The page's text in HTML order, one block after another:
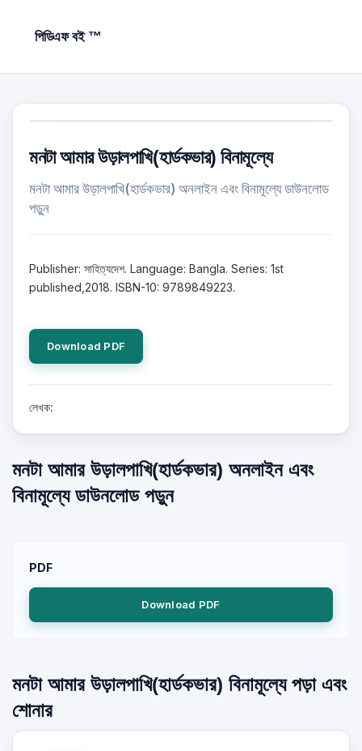
পিডিএফ বই ™
মনটা আমার উড়ালপাখি(হার্ডকভার) বিনামূল্যে
মনটা আমার উড়ালপাখি(হার্ডকভার) অনলাইন এবং বিনামূল্যে ডাউনলোড
পড়ুন
Publisher: সাহিত্যদেশ. Language: Bangla. Series: 1st
published,2018. ISBN-10: 9789849223.
Download PDF
লেখক:
মনটা আমার উড়ালপাখি(হার্ডকভার) অনলাইন এবং
বিনামূল্যে ডাউনলোড পড়ুন
PDF
Download PDF
মনটা আমার উড়ালপাখি(হার্ডকভার) বিনামূল্যে পড়া এবং
শোনার